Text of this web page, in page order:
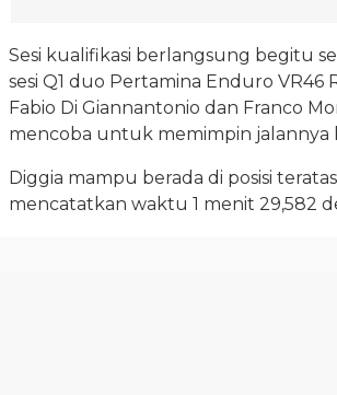
Sesi kualifikasi berlangsung begitu
sesi Q1 duo Pertamina Enduro VR46
Fabio Di Giannantonio dan Franco
mencoba untuk memimpin jalannya
Diggia mampu berada di posisi
mencatatkan waktu 1 menit 29,582